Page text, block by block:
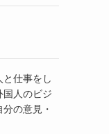
仕事をし
国人のビジ
の意見・